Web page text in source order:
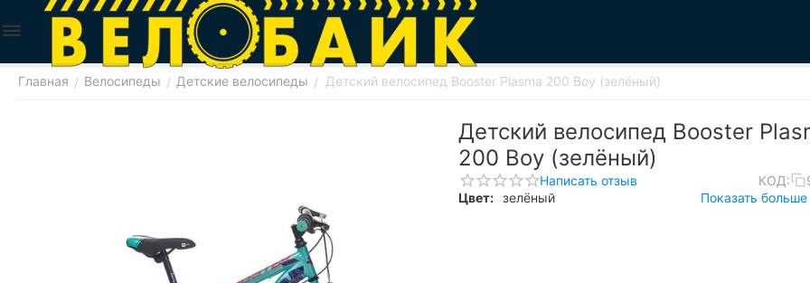
Главная / Велосипеды / Детские велосипеды / Детский велосипед Booster Plasma 200 Boy (зелёный)
Детский велосипед Booster
200 Boy (зелёный)
Написать отзыв КОД:
Цвет: зелёный Показать